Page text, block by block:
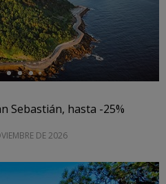
Sebastián, hasta -25%
DE 2026